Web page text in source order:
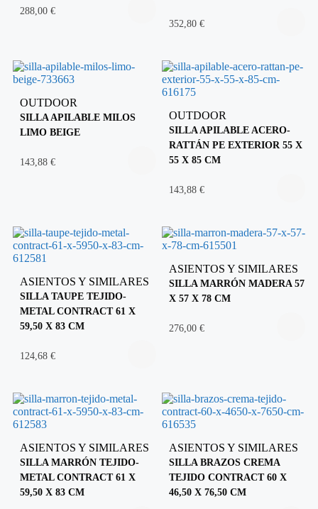
288,00 €
352,80 €
OUTDOOR
SILLA APILABLE MILOS
LIMO BEIGE
143,88 €
OUTDOOR
SILLA APILABLE ACERO-
RATTÁN PE EXTERIOR 55 X
55 X 85 CM
143,88 €
ASIENTOS Y SIMILARES
SILLA TAUPE TEJIDO-
METAL CONTRACT 61 X
59,50 X 83 CM
124,68 €
ASIENTOS Y SIMILARES
SILLA MARRÓN MADERA 57
X 57 X 78 CM
276,00 €
ASIENTOS Y SIMILARES
SILLA MARRÓN TEJIDO-
METAL CONTRACT 61 X
59,50 X 83 CM
ASIENTOS Y SIMILARES
SILLA BRAZOS CREMA
TEJIDO CONTRACT 60 X
46,50 X 76,50 CM